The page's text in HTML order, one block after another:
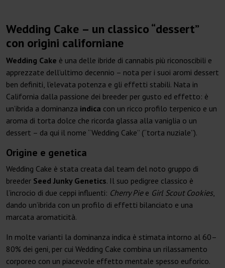
Wedding Cake – un classico “dessert”
con origini californiane
Wedding Cake è una delle ibride di cannabis più riconoscibili e
apprezzate dell’ultimo decennio – nota per i suoi aromi dessert
ben definiti, l’elevata potenza e gli effetti stabili. Nata in
California dalla passione dei breeder per gusto ed effetto: è
un’ibrida a dominanza indica con un ricco profilo terpenico e un
aroma di torta dolce che ricorda glassa alla vaniglia o un
dessert – da qui il nome “Wedding Cake” (“torta nuziale”).
Origine e genetica
Wedding Cake è stata creata dal team del noto gruppo di
breeder Seed Junky Genetics. Il suo pedigree classico è
l’incrocio di due ceppi influenti: Cherry Piee Girl Scout Cookies,
dando un’ibrida con un profilo di effetti bilanciato e una
marcata aromaticità.
In molte varianti la dominanza indica è stimata intorno al 60–
80% dei geni, per cui Wedding Cake combina un rilassamento
corporeo con un piacevole effetto mentale spesso euforico.